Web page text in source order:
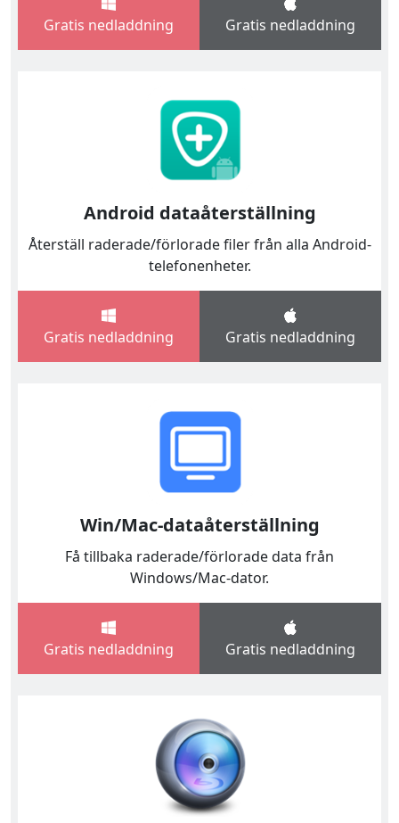
Gratis nedladdning Gratis nedladdning
Android dataåterställning
Återställ raderade/förlorade filer från alla Android-
telefonenheter.
Gratis nedladdning Gratis nedladdning
Win/Mac-dataåterställning
Få tillbaka raderade/förlorade data från
Windows/Mac-dator.
Gratis nedladdning Gratis nedladdning